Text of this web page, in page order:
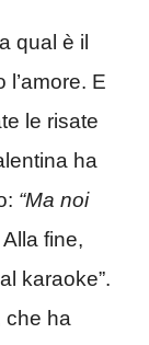
qual è il
E
le risate
ha
“Ma noi
Alla fine,
karaoke”.
che ha